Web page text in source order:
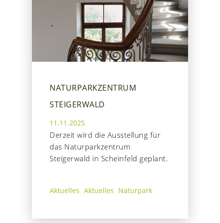
NATURPARKZENTRUM
STEIGERWALD
11.11.2025
Derzeit wird die Ausstellung für
das Naturparkzentrum
Steigerwald in Scheinfeld geplant.
Aktuelles Aktuelles Naturpark